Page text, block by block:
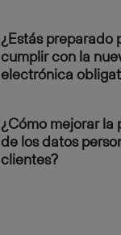
¿Estás preparado
cumplir con la
electrónica
¿Cómo mejorar la
de los datos
clientes?